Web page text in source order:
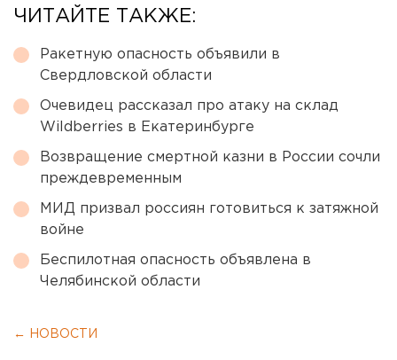
ЧИТАЙТЕ ТАКЖЕ:
Ракетную опасность объявили в
Свердловской области
Очевидец рассказал про атаку на склад
Wildberries в Екатеринбурге
Возвращение смертной казни в России сочли
преждевременным
МИД призвал россиян готовиться к затяжной
войне
Беспилотная опасность объявлена в
Челябинской области
← НОВОСТИ